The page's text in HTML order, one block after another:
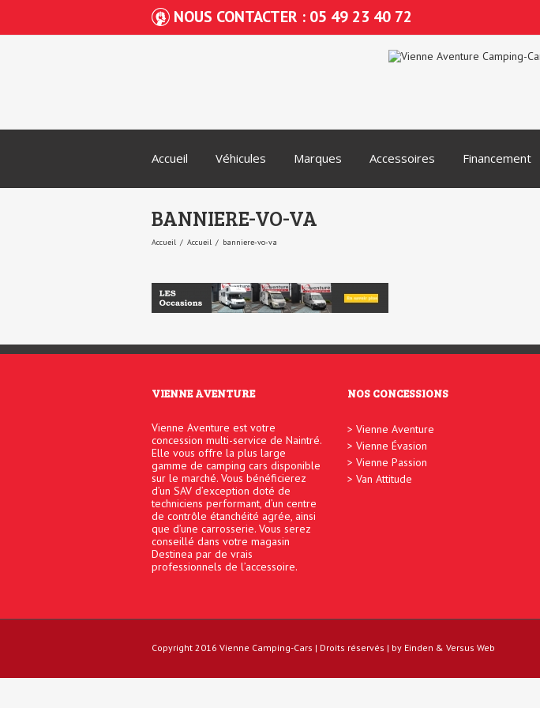
NOUS CONTACTER : 05 49 23 40 72
Accueil Véhicules Marques Accessoires Financement
BANNIERE-VO-VA
Accueil Accueil banniere-vo-va
VIENNE AVENTURE
Vienne Aventure est votre
concession multi-service de Naintré.
Elle vous offre la plus large
gamme de camping cars disponible
sur le marché. Vous bénéficierez
d’un SAV d’exception doté de
techniciens performant, d’un centre
de contrôle étanchéité agrée, ainsi
que d’une carrosserie. Vous serez
conseillé dans votre magasin
Destinea par de vrais
professionnels de l’accessoire.
NOS CONCESSIONS
Vienne Aventure
Vienne Évasion
Vienne Passion
Van Attitude
Copyright 2016 Vienne Camping-Cars | Droits réservés | by Einden & Versus Web